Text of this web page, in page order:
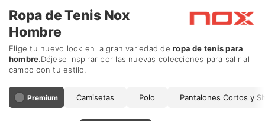
Ropa de Tenis Nox
Hombre
Elige tu nuevo look en la gran variedad deropa de tenis para
hombre.Déjese inspirar por las nuevas colecciones para salir al
campo con tu estilo.
Premium Camisetas Polo Pantalones Cortos y